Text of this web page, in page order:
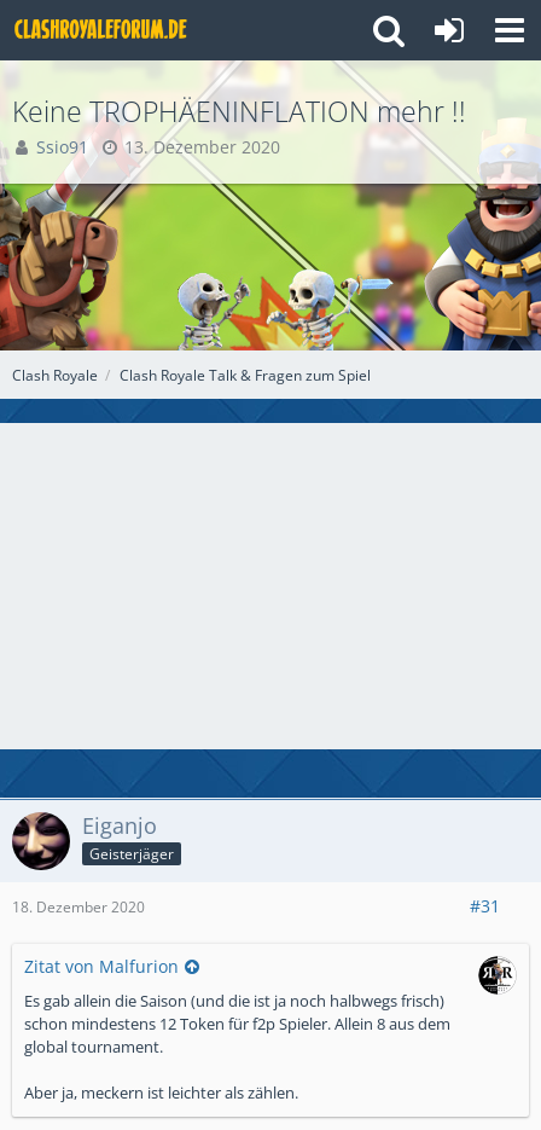
Clash Royale Clash Royale Talk & Fragen zum Spiel
Keine TROPHÄENINFLATION mehr !!
Ssio91 13. Dezember 2020
Eiganjo
Geisterjäger
18. Dezember 2020 #31
Zitat von Malfurion
Es gab allein die Saison (und die ist ja noch halbwegs frisch)
schon mindestens 12 Token für f2p Spieler. Allein 8 aus dem
global tournament.
Aber ja, meckern ist leichter als zählen.